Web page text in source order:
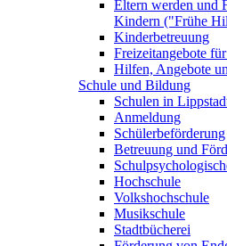
Eltern werden und
Kindern ("Frühe
Kinderbetreuung
Freizeitangebote
Hilfen, Angebote
Schule und Bildung
Schulen in
Anmeldung
Schülerbeförderung
Betreuung und
Hochschule
Volkshochschule
Musikschule
Stadtbücherei